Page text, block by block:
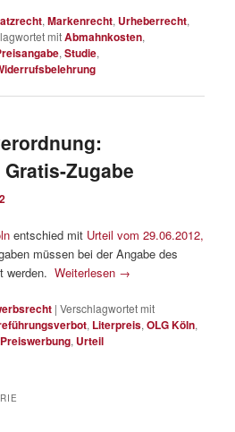
,Markenrecht, Urheberrecht,
mitAbmahnkosten,
,Studie,
Zugabe
entschied mit Urteil vom 29.06.2012,
müssen bei der Angabe des
werden.Weiterlesen →
|Verschlagwortet mit
, Literpreis,OLG Köln,
Preiswerbung, Urteil